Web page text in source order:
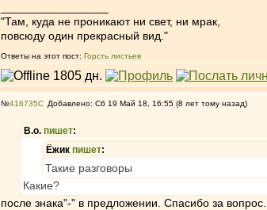
"Там, куда не проникают ни свет, ни мрак,
повсюду один прекрасный вид."
Ответы на этот пост: Горсть листьев
№416735 Добавлено: Сб 19 Май 18, 16:55 (8 лет тому назад)
B.o. пишет:
Ёжик пишет:
Такие разговоры
Какие?
после знака"-" в предложении. Спасибо за вопрос.